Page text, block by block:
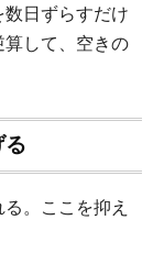
日ずらすだけ
算して、空きの
る
。ここを抑え